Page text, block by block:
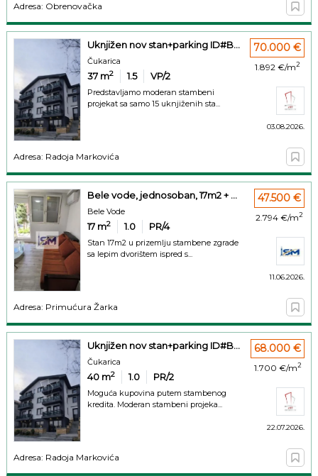
Adresa: Obrenovačka
Uknjižen nov stan+parking ID#B...
Čukarica
37 m2 1.5 VP/2
Predstavljamo moderan stambeni
projekat sa samo 15 uknjiženih sta...
70.000 €
1.892 €/m2
03.08.2026.
Adresa: Radoja Markovića
Bele vode, jednosoban, 17m2 + ...
Bele Vode
17 m2 1.0 PR/4
Stan 17m2 u prizemlju stambene zgrade
sa lepim dvorištem ispred s...
47.500 €
2.794 €/m2
11.06.2026.
Adresa: Primućura Žarka
Uknjižen nov stan+parking ID#B...
Čukarica
40 m2 1.0 PR/2
Moguća kupovina putem stambenog
kredita. Moderan stambeni projeka...
68.000 €
1.700 €/m2
22.07.2026.
Adresa: Radoja Markovića